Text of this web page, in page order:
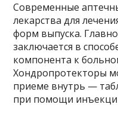
Современные
лекарства для
форм выпуска.
заключается в
компонента к
Хондропротекторы
приеме внутрь —
при помощи